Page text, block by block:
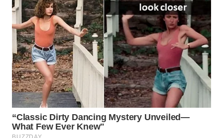
WAHANA
NEWS
WAHANA
TANI
WAHANA
ADVOKAT
WAHANA